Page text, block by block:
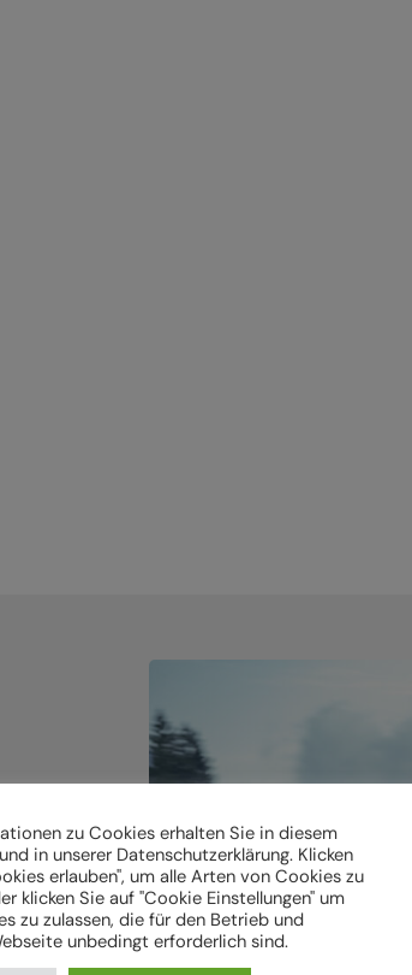
zu Cookies erhalten Sie in diesem
in unserer Datenschutzerklärung. Klicken
erlauben", um alle Arten von Cookies zu
klicken Sie auf "Cookie Einstellungen" um
zu zulassen, die für den Betrieb und
unbedingt erforderlich sind.